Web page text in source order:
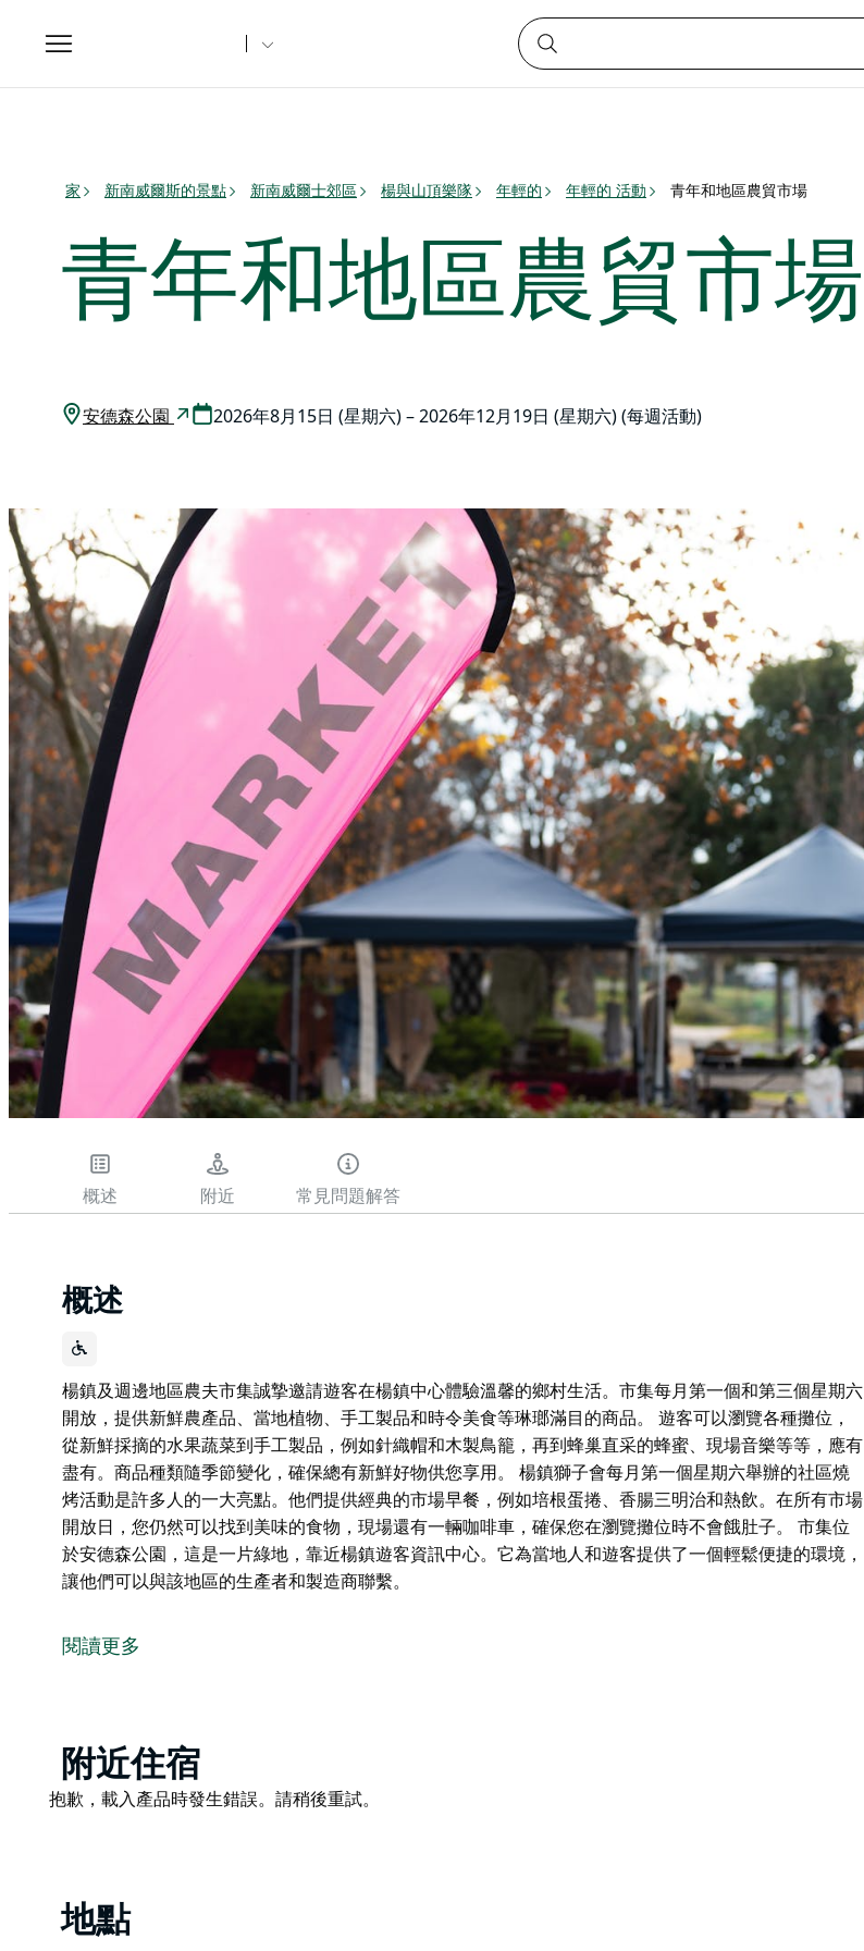
Toggle
navigation
家 新南威爾斯的景點 新南威爾士郊區 楊與山頂樂隊 年輕的 年輕的 活動 青年和地區農貿市場
青年和地區農貿市場
安德森公園 2026年8月15日 (星期六) – 2026年12月19日 (星期六) (每週活動)
概述 附近 常見問題解答
概述
楊鎮及週邊地區農夫市集誠摯邀請遊客在楊鎮中心體驗溫馨的鄉村生活。市集每月第一個和第三個星期六
開放，提供新鮮農產品、當地植物、手工製品和時令美食等琳瑯滿目的商品。 遊客可以瀏覽各種攤位，
從新鮮採摘的水果蔬菜到手工製品，例如針織帽和木製鳥籠，再到蜂巢直采的蜂蜜、現場音樂等等，應有
盡有。商品種類隨季節變化，確保總有新鮮好物供您享用。 楊鎮獅子會每月第一個星期六舉辦的社區燒
烤活動是許多人的一大亮點。他們提供經典的市場早餐，例如培根蛋捲、香腸三明治和熱飲。在所有市場
開放日，您仍然可以找到美味的食物，現場還有一輛咖啡車，確保您在瀏覽攤位時不會餓肚子。 市集位
於安德森公園，這是一片綠地，靠近楊鎮遊客資訊中心。它為當地人和遊客提供了一個輕鬆便捷的環境，
讓他們可以與該地區的生產者和製造商聯繫。
開放，提供新鮮農產品、當地植物、手工製品和時令美食等琳瑯滿目的商品。
楊鎮獅子會每月第一個星期六舉辦的社區燒烤活動是許多人的一大亮點。他們提供經典的市場早餐，例如
培根蛋捲、香腸三明治和熱飲。在所有市場開放日，您仍然可以找到美味的食物，現場還有一輛咖啡車，
確保您在瀏覽攤位時不會餓肚子。
閱讀更多
Product
List
附近住宿
Product
抱歉，載入產品時發生錯誤。請稍後重試。
地點